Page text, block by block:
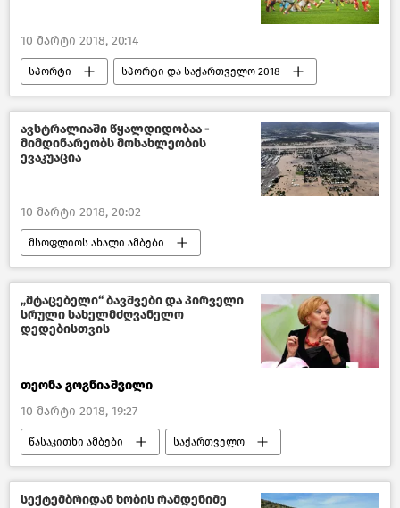
10 მარტი 2018, 20:14
სპორტი სპორტი და საქართველო 2018
ავსტრალიაში წყალდიდობაა -
მიმდინარეობს მოსახლეობის
ევაკუაცია
10 მარტი 2018, 20:02
მსოფლიოს ახალი ამბები
„მტაცებელი“ ბავშვები და პირველი
სრული სახელმძღვანელო
დედებისთვის
თეონა გოგნიაშვილი
10 მარტი 2018, 19:27
წასაკითხი ამბები საქართველო
მსოფლიოს ახალი ამბები
სექტემბრიდან ხობის რამდენიმე